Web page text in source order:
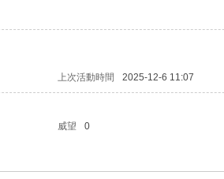
上次活動時間 2025-12-6 11:07
威望 0